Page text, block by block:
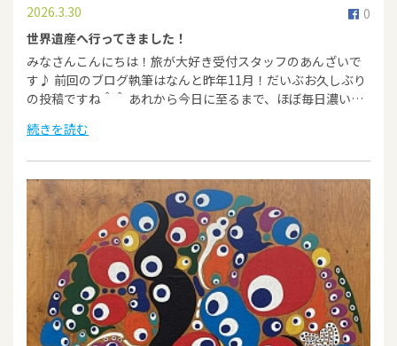
0
2026.3.30
世界遺産へ行ってきました！
みなさんこんにちは！旅が大好き受付スタッフのあんざいで
す♪ 前回のブログ執筆はなんと昨年11月！だいぶお久しぶり
の投稿ですね＾＾ あれから今日に至るまで、ほぼ毎日濃い…
続きを読む